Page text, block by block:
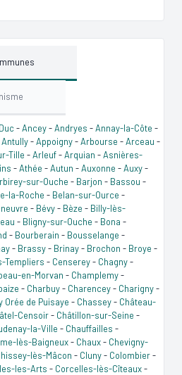
-Ancey-Andryes -Annay-la-Côte -
Antully-Appoigny-Arbourse -Arceau -
Tille -Arleuf-Arquian -Asnières-
-Athée -Autun -Auxonne -Auxy-
sur-Ouche - Barjon - Bassou -
la-Roche - Belan-sur-Ource -
- Bévy- Bèze - Billy-lès-
- Bligny-sur-Ouche - Bona -
- Bourberain - Bousselange -
- Brassy- Brinay- Brochon - Broye -
Templiers - Censerey- Chagny-
en-Morvan - Champlemy-
- Charbuy- Charencey- Charigny-
Orée de Puisaye - Chassey- Château-
Censoir- Châtillon-sur-Seine -
la-Ville - Chauffailles -
lès-Baigneux- Chaux- Chevigny-
lès-Mâcon - Cluny- Colombier-
les-Arts - Corcelles-lès-Cîteaux-